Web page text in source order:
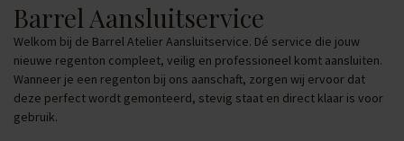
Barrel Aansluitservice
Welkom bij de Barrel Atelier Aansluitservice. Dé service die jouw
nieuwe regenton compleet, veilig en professioneel komt aansluiten.
Wanneer je een regenton bij ons aanschaft, zorgen wij ervoor dat
deze perfect wordt gemonteerd, stevig staat en direct klaar is voor
gebruik.